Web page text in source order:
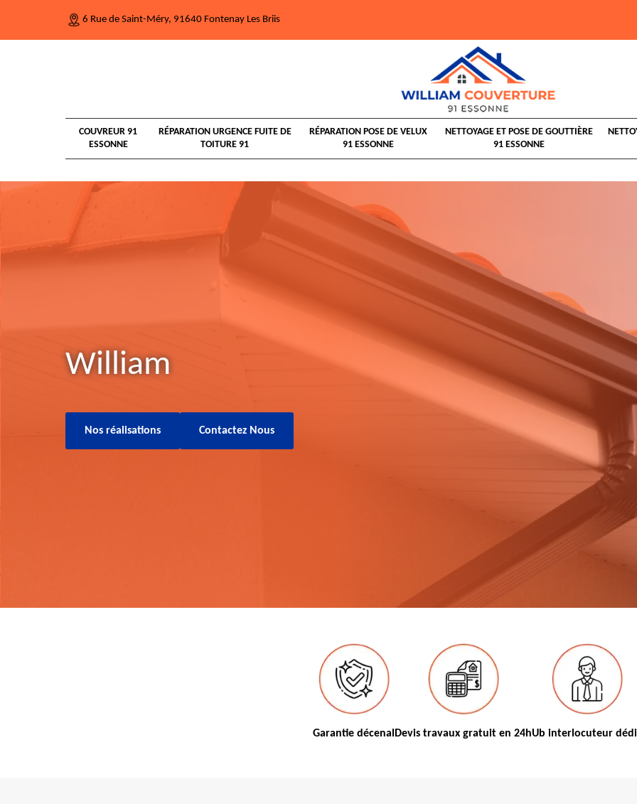
6 Rue de Saint-Méry, 91640 Fontenay Les Briis
COUVREUR 91
ESSONNE
RÉPARATION URGENCE FUITE DE
TOITURE 91
RÉPARATION POSE DE VELUX
91 ESSONNE
NETTOYAGE ET POSE DE GOUTTIÈRE
91 ESSONNE
William
Nos réalisations Contactez Nous
Garantie décenal Devis travaux gratuit en 24hUb interlocuteur